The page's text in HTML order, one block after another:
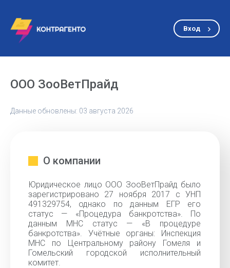
Вход
ООО ЗооВетПрайд
Данные обновлены: 03 августа 2026
О компании
Юридическое лицо ООО ЗооВетПрайд было
зарегистрировано 27 ноября 2017 с УНП
491329754, однако по данным ЕГР его
статус — «Процедура банкротства». По
данным МНС статус — «В процедуре
банкротства». Учётные органы: Инспекция
МНС по Центральному району Гомеля и
Гомельский городской исполнительный
комитет.